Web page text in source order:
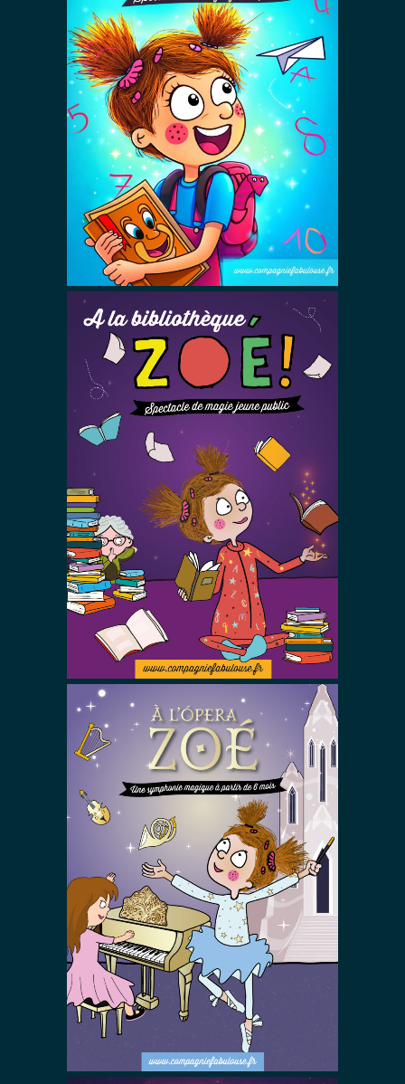
À l’école Zoé !
Spectacles De Magie Avec Zoé
A la
bibliothèque
Zoé !
Spectacles De Magie Avec Zoé
A l’opéra Zoé !
Spectacles De Magie Avec Zoé